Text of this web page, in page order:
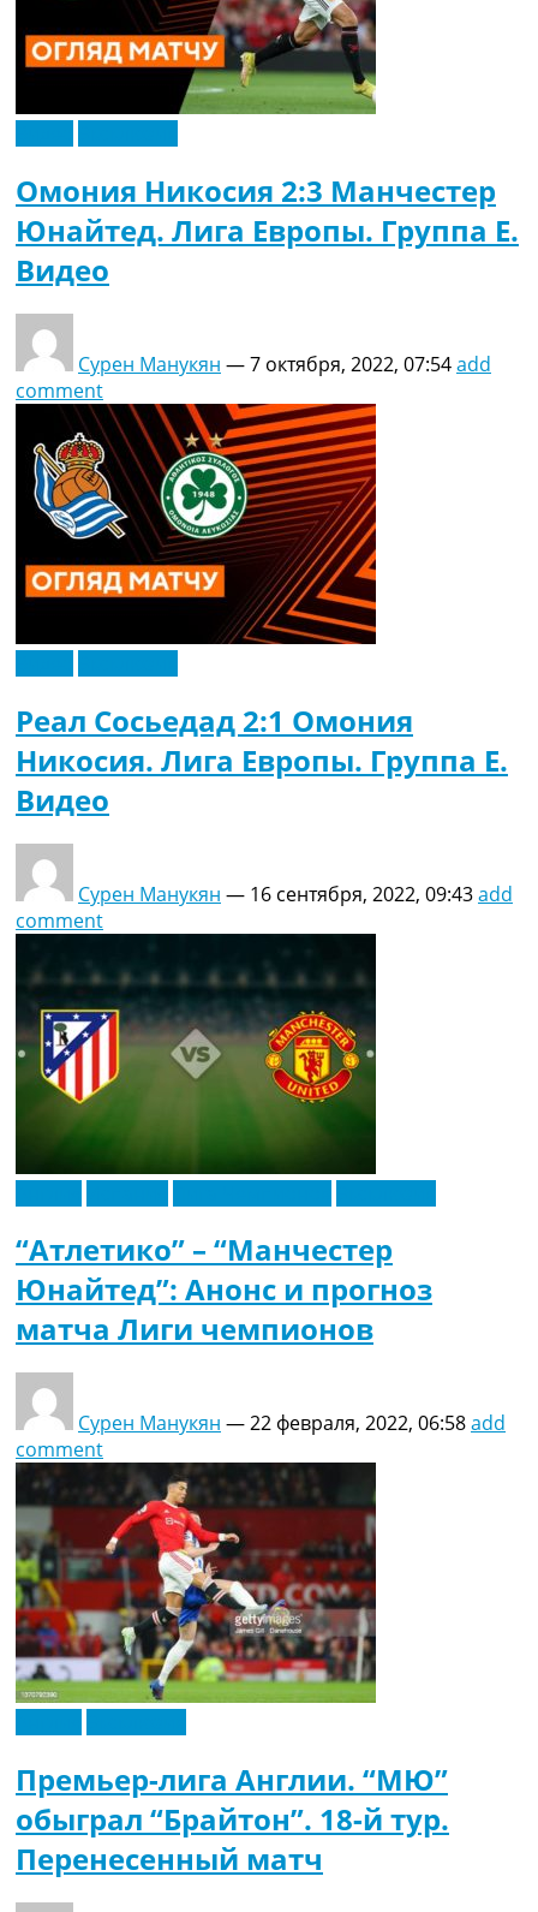
Омония Никосия 2:3 Манчестер
Юнайтед. Лига Европы. Группа E.
Видео
Сурен Манукян —7 октября, 2022, 07:54add
comment
Реал Сосьедад 2:1 Омония
Никосия. Лига Европы. Группа E.
Видео
Сурен Манукян — 16 сентября, 2022, 09:43add
comment
“Атлетико” – “Манчестер
Юнайтед”: Анонс и прогноз
матча Лиги чемпионов
Сурен Манукян —22 февраля, 2022, 06:58add
comment
Премьер-лига Англии. “МЮ”
обыграл “Брайтон”. 18-й тур.
Перенесенный матч